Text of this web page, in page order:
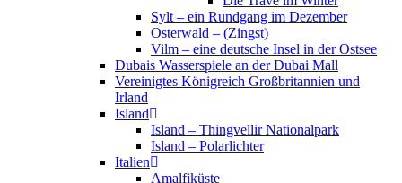
Sylt – ein Rundgang im Dezember
Osterwald – (Zingst)
Vilm – eine deutsche Insel in der Ostsee
Dubais Wasserspiele an der Dubai Mall
Vereinigtes Königreich Großbritannien und
Irland
Island
Island – Thingvellir Nationalpark
Island – Polarlichter
Italien
Amalfiküste